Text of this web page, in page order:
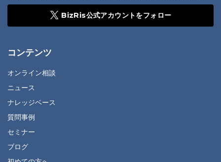
BizRis公式アカウントをフォロー
コンテンツ
オンライン相談
ニュース
ナレッジベース
質問事例
セミナー
ブログ